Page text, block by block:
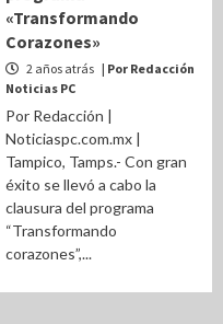
«Transformando
Corazones»
2 años atrás | Por Redacción
Noticias PC
Por Redacción |
Noticiaspc.com.mx |
Tampico, Tamps.- Con gran
éxito se llevó a cabo la
clausura del programa
“Transformando
corazones”,...